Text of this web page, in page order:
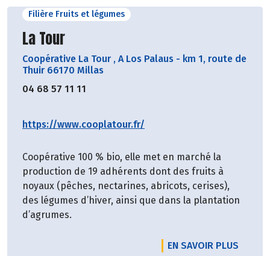
Filière Fruits et légumes
Découvrir le producteur
La Tour
Coopérative La Tour , A Los Palaus - km 1, route de
Thuir 66170 Millas
04 68 57 11 11
https://www.cooplatour.fr/
Coopérative 100 % bio, elle met en marché la
production de 19 adhérents dont des fruits à
noyaux (pêches, nectarines, abricots, cerises),
des légumes d’hiver, ainsi que dans la plantation
d’agrumes.
EN SAVOIR PLUS